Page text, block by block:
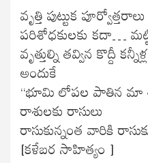
వృత్తి పుట్టుక
పరిశోధకులకు కదా…
వృత్తుల్ని తవ్విన కొద్దీ
అందుకే
“భూమి లోపల పాతిన మా
రాశులకు రాసులు
రాసుకున్నంత వారికి
[కళేబర సాహిత్యం ]